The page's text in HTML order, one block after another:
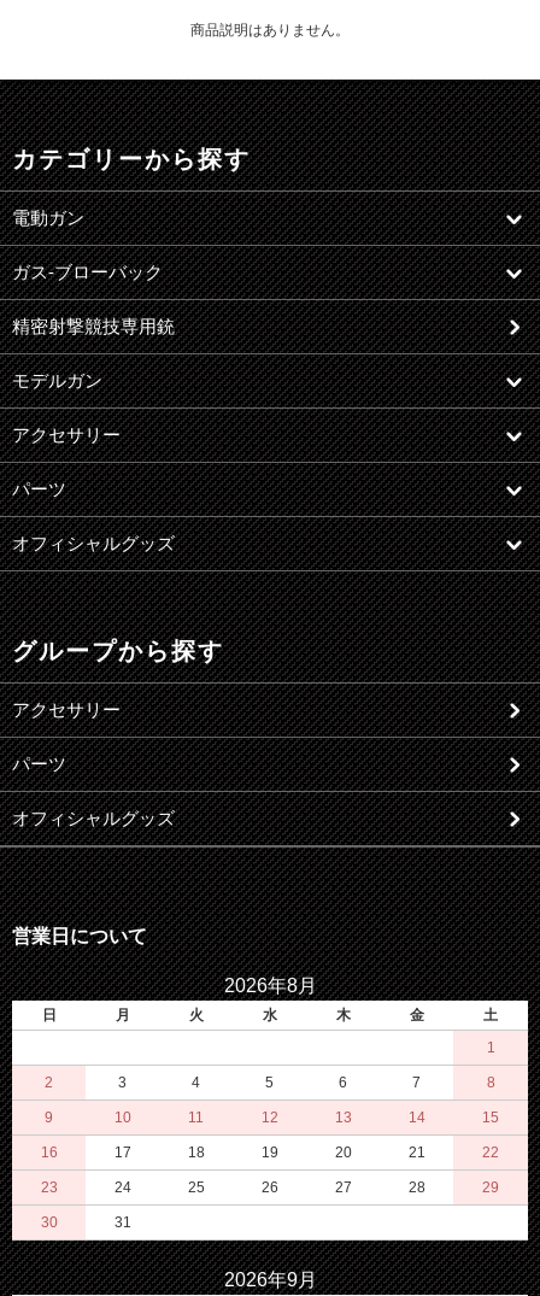
商品説明はありません。
カテゴリーから探す
電動ガン
ガス-ブローバック
精密射撃競技専用銃
モデルガン
アクセサリー
パーツ
オフィシャルグッズ
グループから探す
アクセサリー
パーツ
オフィシャルグッズ
営業日について
2026年8月
日 月 火 水 木 金
土
1
2 3 4 5 6 7 8
9 10 11 12 13 14 15
16 17 18 19 20 21 22
23 24 25 26 27 28 29
30 31
2026年9月